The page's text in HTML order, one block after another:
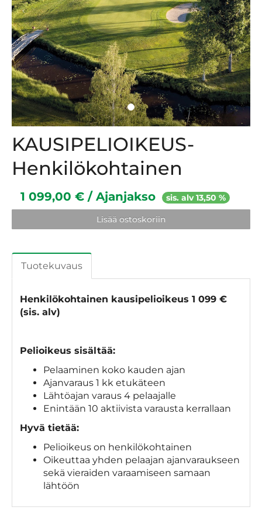
KAUSIPELIOIKEUS-
Henkilökohtainen
1 099,00 € / Ajanjakso sis. alv 13,50 %
Lisää ostoskoriin
Tuotekuvaus
Henkilökohtainen kausipelioikeus 1 099 €
(sis. alv)
Pelioikeus sisältää:
Pelaaminen koko kauden ajan
Ajanvaraus 1 kk etukäteen
Lähtöajan varaus 4 pelaajalle
Enintään 10 aktiivista varausta kerrallaan
Hyvä tietää:
Pelioikeus on henkilökohtainen
Oikeuttaa yhden pelaajan ajanvaraukseen
sekä vieraiden varaamiseen samaan
lähtöön